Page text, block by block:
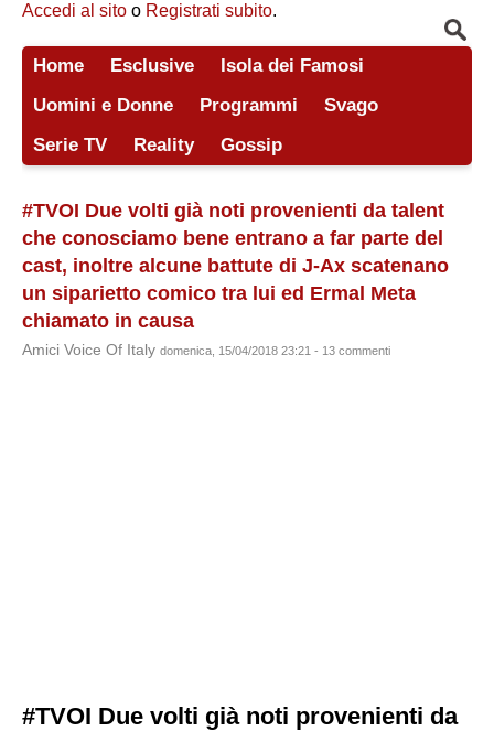
Accedi al sito o Registrati subito.
Home Esclusive
Isola dei Famosi
Uomini e Donne
Programmi
Svago
Serie TV
Reality Gossip
#TVOI Due volti già noti provenienti da talent
che conosciamo bene entrano a far parte del
cast, inoltre alcune battute di J-Ax scatenano
un siparietto comico tra lui ed Ermal Meta
chiamato in causa
Amici Voice Of Italy domenica, 15/04/2018 23:21 - 13 commenti
#TVOI Due volti già noti provenienti da